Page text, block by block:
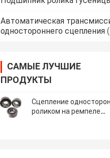
Автоматическая
одностороннего сцепления
САМЫЕ ЛУЧШИЕ
ПРОДУКТЫ
Сцепление
роликом на ремпеле